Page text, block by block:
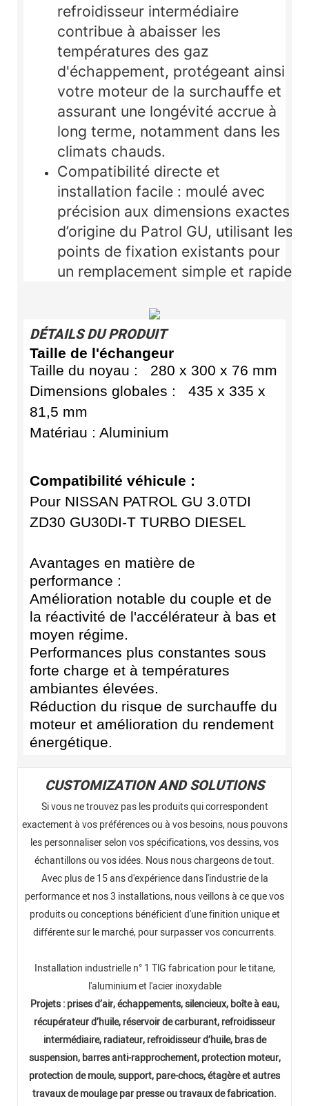
refroidisseur intermédiaire
contribue à abaisser les
températures des gaz
d'échappement, protégeant ainsi
votre moteur de la surchauffe et
assurant une longévité accrue à
long terme, notamment dans les
climats chauds.
Compatibilité directe et
installation facile : moulé avec
précision aux dimensions exactes
d’origine du Patrol GU, utilisant les
points de fixation existants pour
un remplacement simple et rapide.
DÉTAILS DU PRODUIT
Taille de l'échangeur
Taille du noyau :
280 x 300 x 76 mm
Dimensions globales :
435 x 335 x
81,5 mm
Matériau : Aluminium
Compatibilité véhicule :
Pour NISSAN PATROL GU 3.0TDI
ZD30 GU30DI-T TURBO DIESEL
Avantages en matière de
performance :
Amélioration notable du couple et de
la réactivité de l'accélérateur à bas et
moyen régime.
Performances plus constantes sous
forte charge et à températures
ambiantes élevées.
Réduction du risque de surchauffe du
moteur et amélioration du rendement
énergétique.
CUSTOMIZATION AND SOLUTIONS
Si vous ne trouvez pas les produits qui correspondent
exactement à vos préférences ou à vos besoins, nous pouvons
les personnaliser selon vos spécifications, vos dessins, vos
échantillons ou vos idées. Nous nous chargeons de tout.
Avec plus de 15 ans d'expérience dans l'industrie de la
performance et nos 3 installations, nous veillons à ce que vos
produits ou conceptions bénéficient d'une finition unique et
différente sur le marché, pour surpasser vos concurrents.
Installation industrielle n° 1 TlG fabrication pour le titane,
l'aluminium et l'acier inoxydable
Projets : prises d’air, échappements, silencieux, boîte à eau,
récupérateur d’huile, réservoir de carburant, refroidisseur
intermédiaire, radiateur, refroidisseur d’huile, bras de
suspension, barres anti-rapprochement, protection moteur,
protection de moule, support, pare-chocs, étagère et autres
travaux de moulage par presse ou travaux de fabrication.